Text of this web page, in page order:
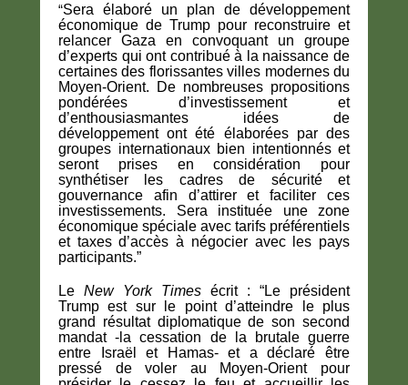
“Sera élaboré un plan de développement
économique de Trump pour reconstruire et
relancer Gaza en convoquant un groupe
d’experts qui ont contribué à la naissance de
certaines des florissantes villes modernes du
Moyen-Orient. De nombreuses propositions
pondérées d’investissement et
d’enthousiasmantes idées de
développement ont été élaborées par des
groupes internationaux bien intentionnés et
seront prises en considération pour
synthétiser les cadres de sécurité et
gouvernance afin d’attirer et faciliter ces
investissements. Sera instituée une zone
économique spéciale avec tarifs préférentiels
et taxes d’accès à négocier avec les pays
participants.”
Le New York Times écrit : “Le président
Trump est sur le point d’atteindre le plus
grand résultat diplomatique de son second
mandat -la cessation de la brutale guerre
entre Israël et Hamas- et a déclaré être
pressé de voler au Moyen-Orient pour